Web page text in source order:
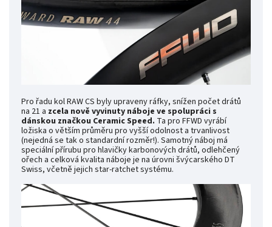
Pro řadu kol RAW CS byly upraveny ráfky, snížen počet drátů
na 21 a zcela nově vyvinuty náboje ve spolupráci s
dánskou značkou Ceramic Speed. Ta pro FFWD vyrábí
ložiska o větším průměru pro vyšší odolnost a trvanlivost
(nejedná se tak o standardní rozměr!). Samotný náboj má
speciální přírubu pro hlavičky karbonových drátů, odlehčený
ořech a celková kvalita náboje je na úrovni švýcarského DT
Swiss, včetně jejich star-ratchet systému.